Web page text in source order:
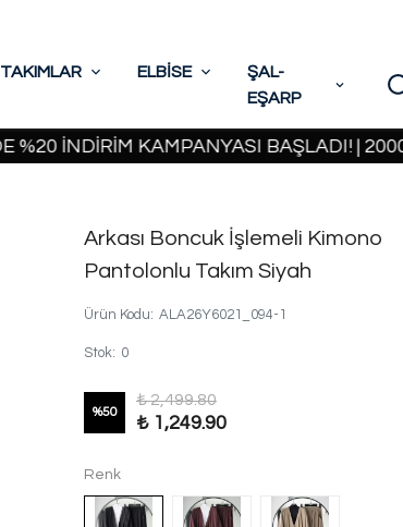
TAKIMLAR ELBİSE
ŞAL-
EŞARP
KAMPANYASI BAŞLADI! | 2000 TL VE
Arkası Boncuk İşlemeli Kimono
Pantolonlu Takım Siyah
Ürün Kodu: ALA26Y6021_094-1
Stok: 0
%50
₺ 2,499.80
₺ 1,249.90
Renk